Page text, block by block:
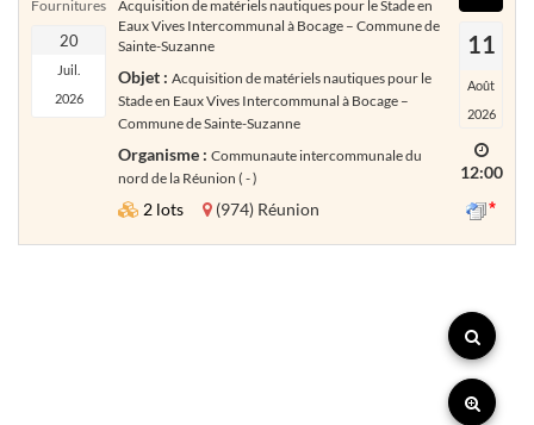
Fournitures
20
Juil.
2026
Acquisition de matériels nautiques pour le Stade en
Eaux Vives Intercommunal à Bocage – Commune de
Sainte-Suzanne
Objet : Acquisition de matériels nautiques pour le
Stade en Eaux Vives Intercommunal à Bocage –
Commune de Sainte-Suzanne
Organisme : Communaute intercommunale du
nord de la Réunion ( - )
2 lots (974) Réunion
11
Août
2026
12:00